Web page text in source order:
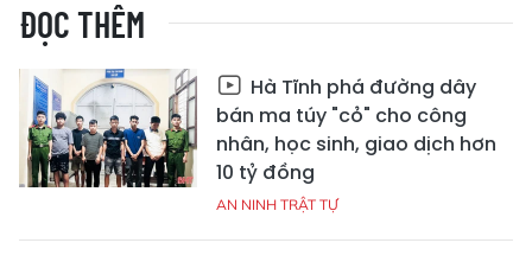
ĐỌC THÊM
Hà Tĩnh phá đường dây
bán ma túy "cỏ" cho công
nhân, học sinh, giao dịch hơn
10 tỷ đồng
AN NINH TRẬT TỰ